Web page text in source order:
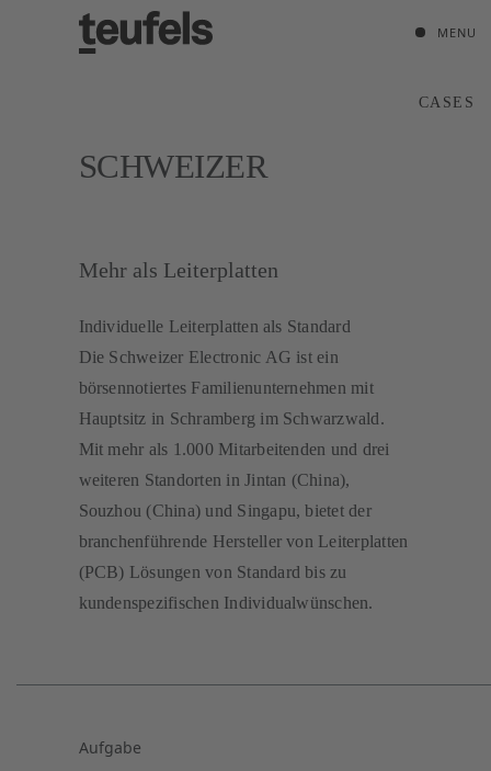
MENU
CASES
SCHWEIZER
Mehr als Leiterplatten
Individuelle Leiterplatten als Standard
Die Schweizer Electronic AG ist ein
börsennotiertes Familienunternehmen mit
Hauptsitz in Schramberg im Schwarzwald.
Mit mehr als 1.000 Mitarbeitenden und drei
weiteren Standorten in Jintan (China),
Souzhou (China) und Singapu, bietet der
branchenführende Hersteller von Leiterplatten
(PCB) Lösungen von Standard bis zu
kundenspezifischen Individualwünschen.
Aufgabe